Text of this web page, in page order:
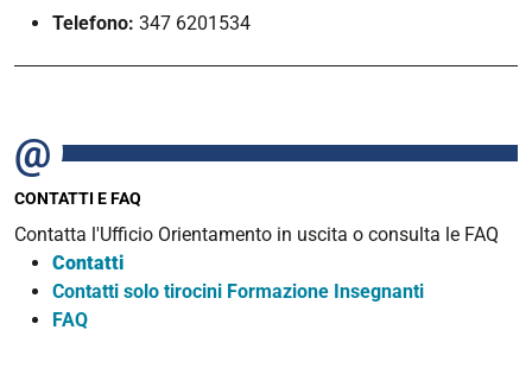
Telefono: 347 6201534
CONTATTI E FAQ
Contatta l'Ufficio Orientamento in uscita o consulta le FAQ
Contatti
Contatti solo tirocini Formazione Insegnanti
FAQ